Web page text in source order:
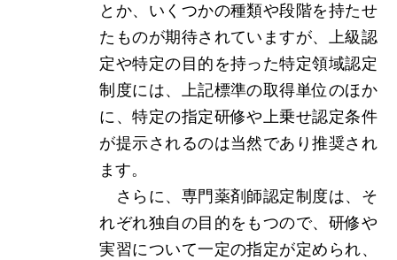
とか、いくつかの種類や段階を持たせ
たものが期待されていますが、上級認
定や特定の目的を持った特定領域認定
制度には、上記標準の取得単位のほか
に、特定の指定研修や上乗せ認定条件
が提示されるのは当然であり推奨され
ます。
さらに、専門薬剤師認定制度は、そ
れぞれ独自の目的をもつので、研修や
実習について一定の指定が定められ、